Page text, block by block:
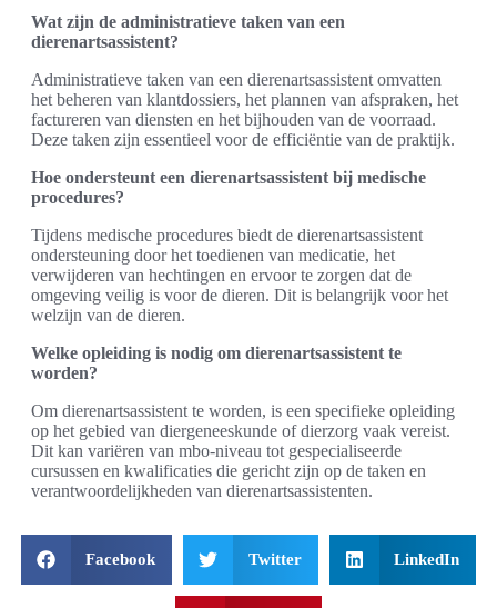
Wat zijn de administratieve taken van een
dierenartsassistent?
Administratieve taken van een dierenartsassistent omvatten
het beheren van klantdossiers, het plannen van afspraken, het
factureren van diensten en het bijhouden van de voorraad.
Deze taken zijn essentieel voor de efficiëntie van de praktijk.
Hoe ondersteunt een dierenartsassistent bij medische
procedures?
Tijdens medische procedures biedt de dierenartsassistent
ondersteuning door het toedienen van medicatie, het
verwijderen van hechtingen en ervoor te zorgen dat de
omgeving veilig is voor de dieren. Dit is belangrijk voor het
welzijn van de dieren.
Welke opleiding is nodig om dierenartsassistent te
worden?
Om dierenartsassistent te worden, is een specifieke opleiding
op het gebied van diergeneeskunde of dierzorg vaak vereist.
Dit kan variëren van mbo-niveau tot gespecialiseerde
cursussen en kwalificaties die gericht zijn op de taken en
verantwoordelijkheden van dierenartsassistenten.
Facebook Twitter LinkedIn